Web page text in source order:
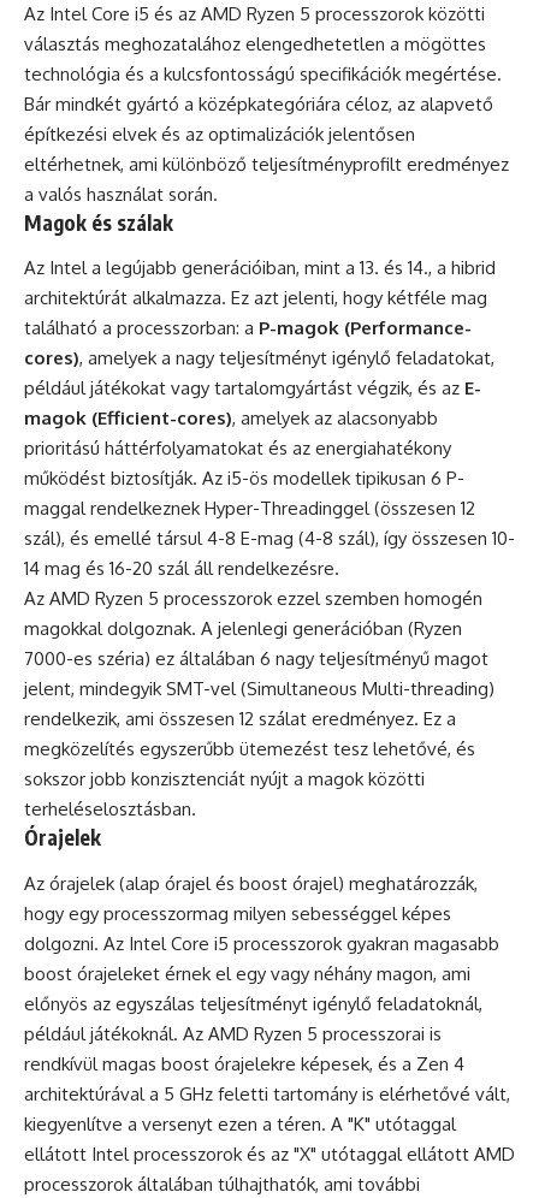
Az Intel Core i5 és az AMD Ryzen 5 processzorok közötti
választás meghozatalához elengedhetetlen a mögöttes
technológia és a kulcsfontosságú specifikációk megértése.
Bár mindkét gyártó a középkategóriára céloz, az alapvető
építkezési elvek és az optimalizációk jelentősen
eltérhetnek, ami különböző teljesítményprofilt eredményez
a valós használat során.
Magok és szálak
Az Intel a legújabb generációiban, mint a 13. és 14., a hibrid
architektúrát alkalmazza. Ez azt jelenti, hogy kétféle mag
található a processzorban: a P-magok (Performance-
cores), amelyek a nagy teljesítményt igénylő feladatokat,
például játékokat vagy tartalomgyártást végzik, és az E-
magok (Efficient-cores), amelyek az alacsonyabb
prioritású háttérfolyamatokat és az energiahatékony
működést biztosítják. Az i5-ös modellek tipikusan 6 P-
maggal rendelkeznek Hyper-Threadinggel (összesen 12
szál), és emellé társul 4-8 E-mag (4-8 szál), így összesen 10-
14 mag és 16-20 szál áll rendelkezésre.
Az AMD Ryzen 5 processzorok ezzel szemben homogén
magokkal dolgoznak. A jelenlegi generációban (Ryzen
7000-es széria) ez általában 6 nagy teljesítményű magot
jelent, mindegyik SMT-vel (Simultaneous Multi-threading)
rendelkezik, ami összesen 12 szálat eredményez. Ez a
megközelítés egyszerűbb ütemezést tesz lehetővé, és
sokszor jobb konzisztenciát nyújt a magok közötti
terheléselosztásban.
Órajelek
Az órajelek (alap órajel és boost órajel) meghatározzák,
hogy egy processzormag milyen sebességgel képes
dolgozni. Az Intel Core i5 processzorok gyakran magasabb
boost órajeleket érnek el egy vagy néhány magon, ami
előnyös az egyszálas teljesítményt igénylő feladatoknál,
például játékoknál. Az AMD Ryzen 5 processzorai is
rendkívül magas boost órajelekre képesek, és a Zen 4
architektúrával a 5 GHz feletti tartomány is elérhetővé vált,
kiegyenlítve a versenyt ezen a téren. A "K" utótaggal
ellátott Intel processzorok és az "X" utótaggal ellátott AMD
processzorok általában túlhajthatók, ami további